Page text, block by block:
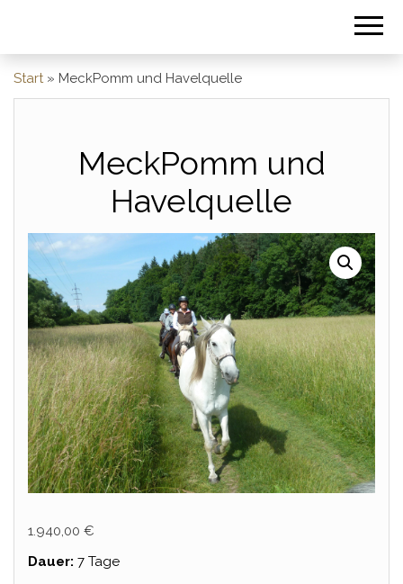
Start» MeckPomm und Havelquelle
MeckPomm und
Havelquelle
1.940,00 €
Dauer: 7 Tage